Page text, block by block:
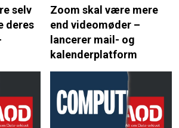
selv
deres
Zoom skal være mere
end videomøder –
lancerer mail- og
kalenderplatform